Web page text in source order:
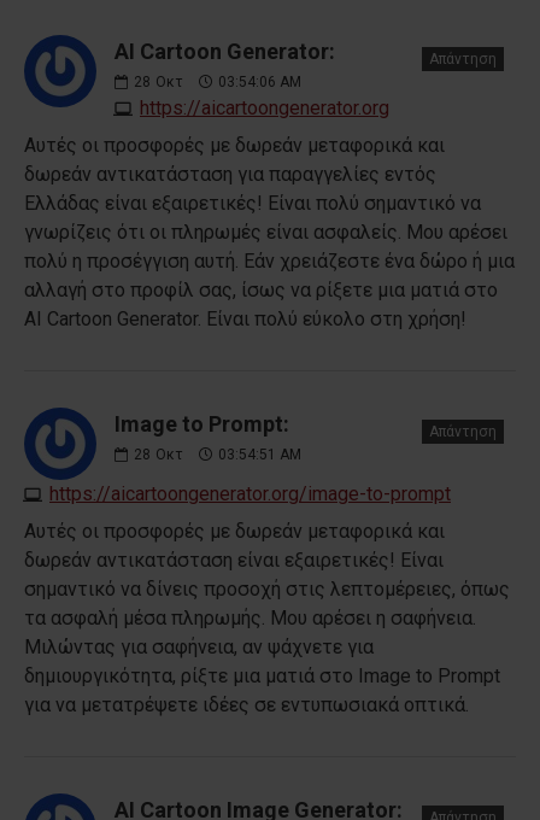
AI Cartoon Generator:
28 Οκτ 03:54:06 AM
https://aicartoongenerator.org
Απάντηση
Αυτές οι προσφορές με δωρεάν μεταφορικά και
δωρεάν αντικατάσταση για παραγγελίες εντός
Ελλάδας είναι εξαιρετικές! Είναι πολύ σημαντικό να
γνωρίζεις ότι οι πληρωμές είναι ασφαλείς. Μου αρέσει
πολύ η προσέγγιση αυτή. Εάν χρειάζεστε ένα δώρο ή μια
αλλαγή στο προφίλ σας, ίσως να ρίξετε μια ματιά στο
AI Cartoon Generator. Είναι πολύ εύκολο στη χρήση!
Image to Prompt:
28 Οκτ 03:54:51 AM
https://aicartoongenerator.org/image-to-prompt
Απάντηση
Αυτές οι προσφορές με δωρεάν μεταφορικά και
δωρεάν αντικατάσταση είναι εξαιρετικές! Είναι
σημαντικό να δίνεις προσοχή στις λεπτομέρειες, όπως
τα ασφαλή μέσα πληρωμής. Μου αρέσει η σαφήνεια.
Μιλώντας για σαφήνεια, αν ψάχνετε για
δημιουργικότητα, ρίξτε μια ματιά στο Image to Prompt
για να μετατρέψετε ιδέες σε εντυπωσιακά οπτικά.
AI Cartoon Image Generator: